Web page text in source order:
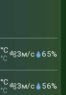
°C
°C 3м/с 65%
°C
°C 3м/с 56%